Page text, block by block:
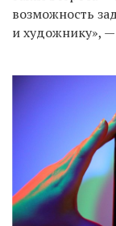
возможность
и художнику»,